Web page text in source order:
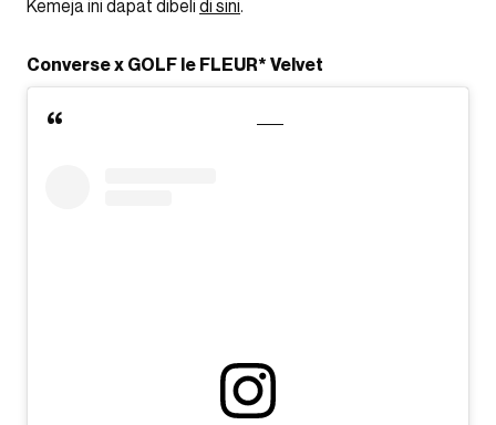
Kemeja ini dapat dibeli di sini.
Converse x GOLF le FLEUR* Velvet